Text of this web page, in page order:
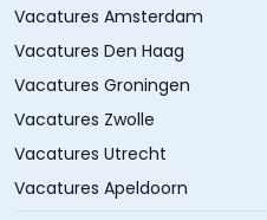
Vacatures Amsterdam
Vacatures Den Haag
Vacatures Groningen
Vacatures Zwolle
Vacatures Utrecht
Vacatures Apeldoorn